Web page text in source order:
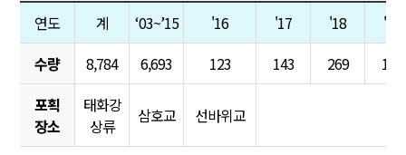
연도 계 ‘03~’15 '16 '17 '18
'19
수량
8,784 6,693 123 143 269
162
포획
장소
태화강
상류
삼호교 선바위교